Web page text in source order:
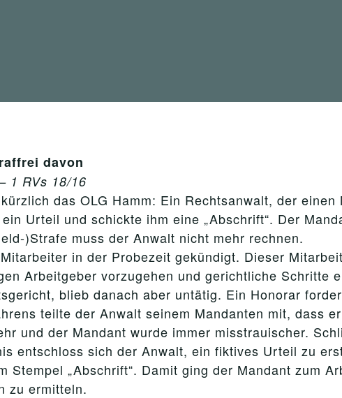
davon
1 RVs 18/16
das OLG Hamm: Ein Rechtsanwalt, der
Urteil und schickte ihm eine „Abschrift“. Der
)Strafe muss der Anwalt nicht mehr rechnen.
in der Probezeit gekündigt. Dieser
Arbeitgeber vorzugehen und gerichtliche Schritte
blieb danach aber untätig. Ein Honorar
teilte der Anwalt seinem Mandanten mit, dass
und der Mandant wurde immer misstrauischer.
entschloss sich der Anwalt, ein fiktives Urteil zu
Stempel „Abschrift“. Damit ging der Mandant zum
zu ermitteln.